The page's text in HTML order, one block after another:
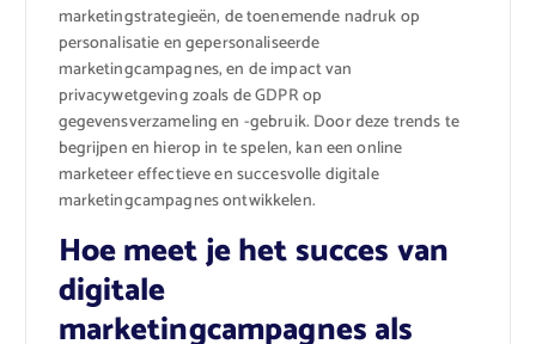
marketingstrategieën, de toenemende nadruk op
personalisatie en gepersonaliseerde
marketingcampagnes, en de impact van
privacywetgeving zoals de GDPR op
gegevensverzameling en -gebruik. Door deze trends te
begrijpen en hierop in te spelen, kan een online
marketeer effectieve en succesvolle digitale
marketingcampagnes ontwikkelen.
Hoe meet je het succes van
digitale
marketingcampagnes als